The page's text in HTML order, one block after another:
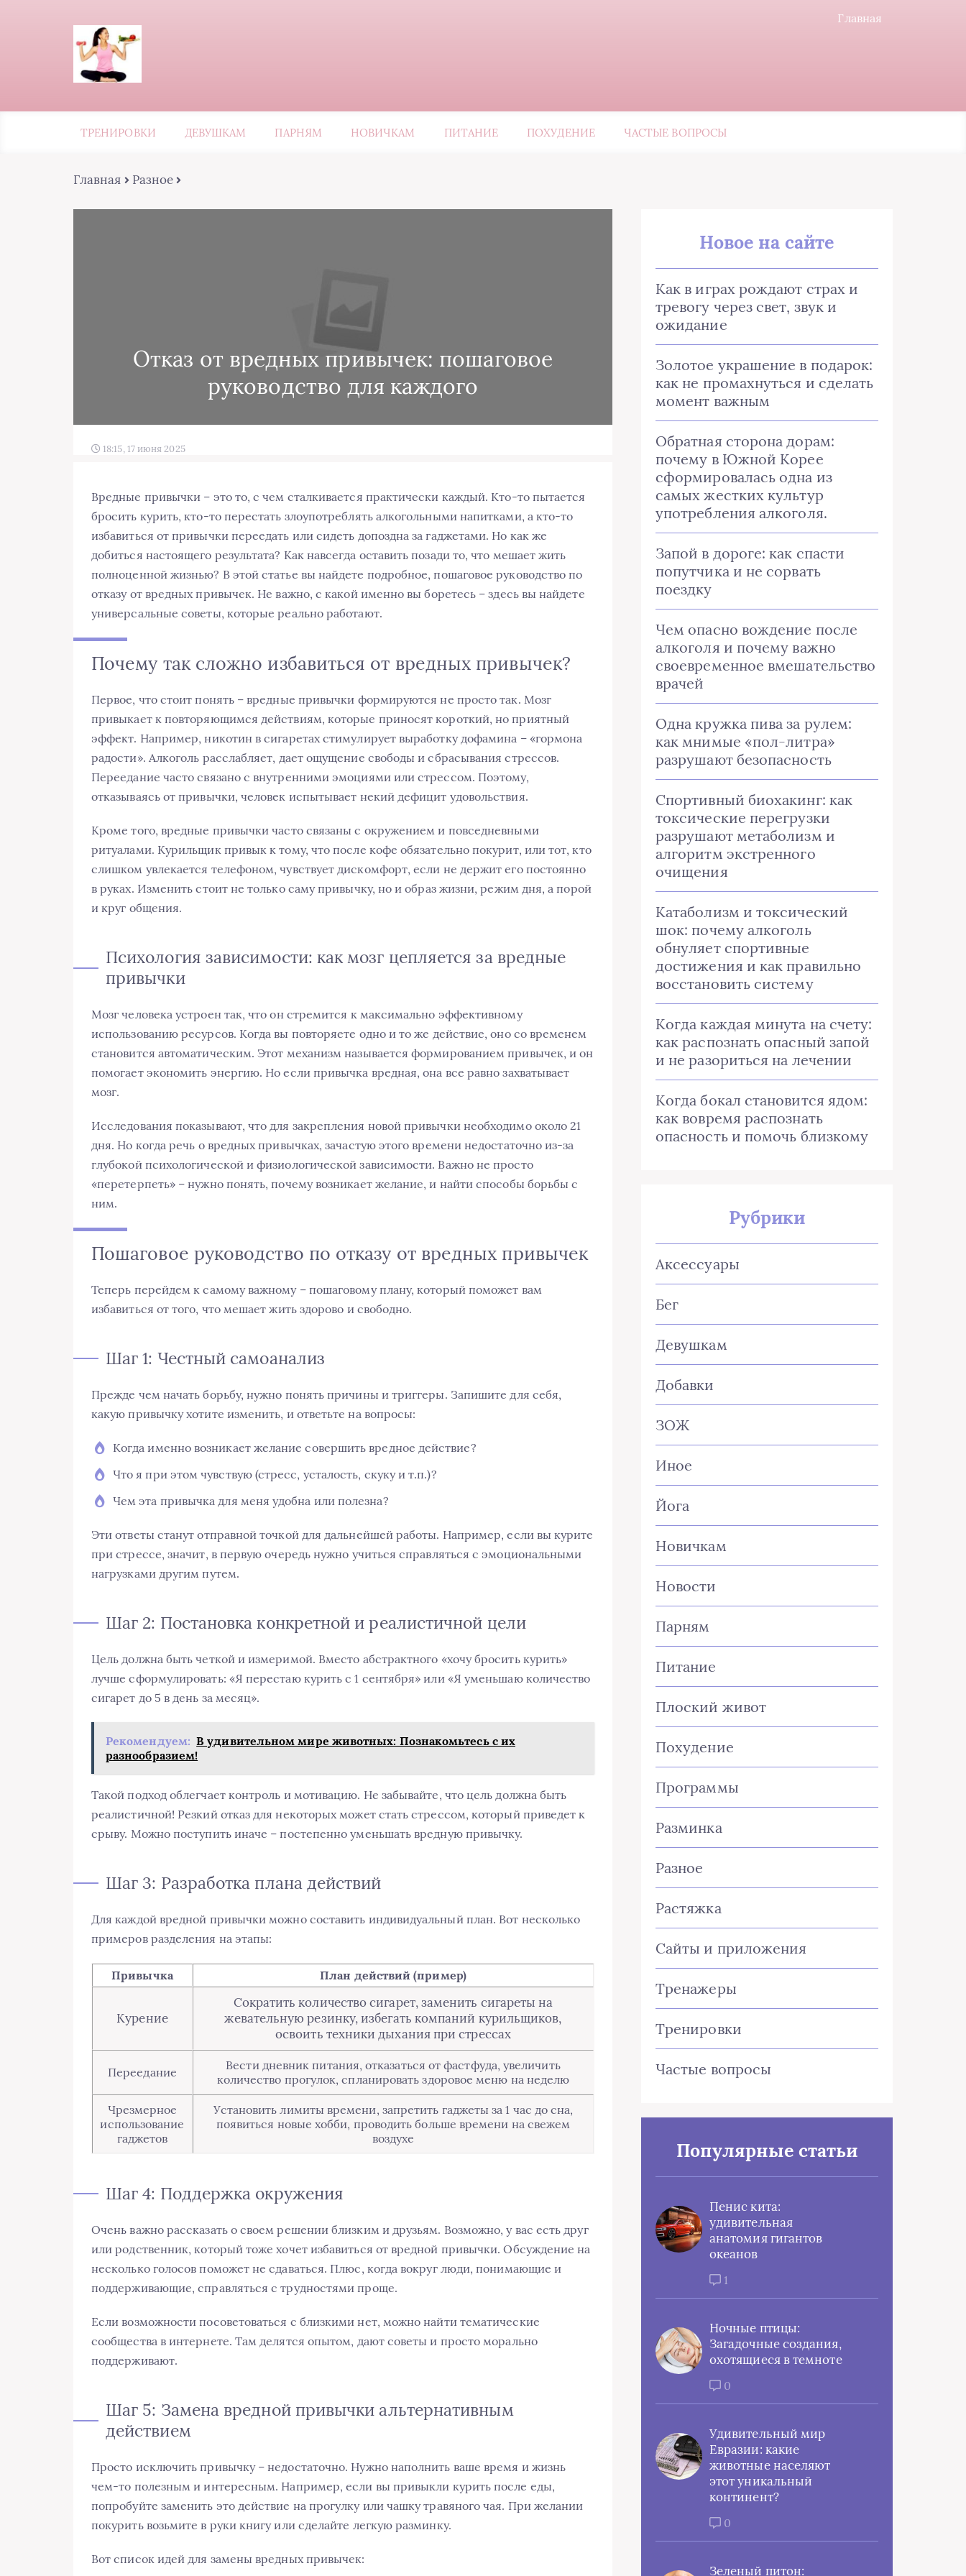
Главная
ТРЕНИРОВКИ ДЕВУШКАМ ПАРНЯМ НОВИЧКАМ ПИТАНИЕ ПОХУДЕНИЕ ЧАСТЫЕ ВОПРОСЫ
Главная Разное
Отказ от вредных привычек: пошаговое
руководство для каждого
18:15, 17 июня 2025
Вредные привычки – это то, с чем сталкивается практически каждый. Кто-то пытается
бросить курить, кто-то перестать злоупотреблять алкогольными напитками, а кто-то
избавиться от привычки переедать или сидеть допоздна за гаджетами. Но как же
добиться настоящего результата? Как навсегда оставить позади то, что мешает жить
полноценной жизнью? В этой статье вы найдете подробное, пошаговое руководство по
отказу от вредных привычек. Не важно, с какой именно вы боретесь – здесь вы найдете
универсальные советы, которые реально работают.
Почему так сложно избавиться от вредных привычек?
Первое, что стоит понять – вредные привычки формируются не просто так. Мозг
привыкает к повторяющимся действиям, которые приносят короткий, но приятный
эффект. Например, никотин в сигаретах стимулирует выработку дофамина – «гормона
радости». Алкоголь расслабляет, дает ощущение свободы и сбрасывания стрессов.
Переедание часто связано с внутренними эмоциями или стрессом. Поэтому,
отказываясь от привычки, человек испытывает некий дефицит удовольствия.
Кроме того, вредные привычки часто связаны с окружением и повседневными
ритуалами. Курильщик привык к тому, что после кофе обязательно покурит, или тот, кто
слишком увлекается телефоном, чувствует дискомфорт, если не держит его постоянно
в руках. Изменить стоит не только саму привычку, но и образ жизни, режим дня, а порой
и круг общения.
Психология зависимости: как мозг цепляется за вредные
привычки
Мозг человека устроен так, что он стремится к максимально эффективному
использованию ресурсов. Когда вы повторяете одно и то же действие, оно со временем
становится автоматическим. Этот механизм называется формированием привычек, и он
помогает экономить энергию. Но если привычка вредная, она все равно захватывает
мозг.
Исследования показывают, что для закрепления новой привычки необходимо около 21
дня. Но когда речь о вредных привычках, зачастую этого времени недостаточно из-за
глубокой психологической и физиологической зависимости. Важно не просто
«перетерпеть» – нужно понять, почему возникает желание, и найти способы борьбы с
ним.
Пошаговое руководство по отказу от вредных привычек
Теперь перейдем к самому важному – пошаговому плану, который поможет вам
избавиться от того, что мешает жить здорово и свободно.
Шаг 1: Честный самоанализ
Прежде чем начать борьбу, нужно понять причины и триггеры. Запишите для себя,
какую привычку хотите изменить, и ответьте на вопросы:
Когда именно возникает желание совершить вредное действие?
Что я при этом чувствую (стресс, усталость, скуку и т.п.)?
Чем эта привычка для меня удобна или полезна?
Эти ответы станут отправной точкой для дальнейшей работы. Например, если вы курите
при стрессе, значит, в первую очередь нужно учиться справляться с эмоциональными
нагрузками другим путем.
Шаг 2: Постановка конкретной и реалистичной цели
Цель должна быть четкой и измеримой. Вместо абстрактного «хочу бросить курить»
лучше сформулировать: «Я перестаю курить с 1 сентября» или «Я уменьшаю количество
сигарет до 5 в день за месяц».
Рекомендуем: В удивительном мире животных: Познакомьтесь с их
разнообразием!
Такой подход облегчает контроль и мотивацию. Не забывайте, что цель должна быть
реалистичной! Резкий отказ для некоторых может стать стрессом, который приведет к
срыву. Можно поступить иначе – постепенно уменьшать вредную привычку.
Шаг 3: Разработка плана действий
Для каждой вредной привычки можно составить индивидуальный план. Вот несколько
примеров разделения на этапы:
Привычка План действий (пример)
Курение
Сократить количество сигарет, заменить сигареты на
жевательную резинку, избегать компаний курильщиков,
освоить техники дыхания при стрессах
Переедание
Вести дневник питания, отказаться от фастфуда, увеличить
количество прогулок, спланировать здоровое меню на неделю
Чрезмерное
использование
гаджетов
Установить лимиты времени, запретить гаджеты за 1 час до сна,
появиться новые хобби, проводить больше времени на свежем
воздухе
Шаг 4: Поддержка окружения
Очень важно рассказать о своем решении близким и друзьям. Возможно, у вас есть друг
или родственник, который тоже хочет избавиться от вредной привычки. Обсуждение на
несколько голосов поможет не сдаваться. Плюс, когда вокруг люди, понимающие и
поддерживающие, справляться с трудностями проще.
Если возможности посоветоваться с близкими нет, можно найти тематические
сообщества в интернете. Там делятся опытом, дают советы и просто морально
поддерживают.
Шаг 5: Замена вредной привычки альтернативным
действием
Просто исключить привычку – недостаточно. Нужно наполнить ваше время и жизнь
чем-то полезным и интересным. Например, если вы привыкли курить после еды,
попробуйте заменить это действие на прогулку или чашку травяного чая. При желании
покурить возьмите в руки книгу или сделайте легкую разминку.
Вот список идей для замены вредных привычек:
Новое на сайте
Как в играх рождают страх и
тревогу через свет, звук и
ожидание
Золотое украшение в подарок:
как не промахнуться и сделать
момент важным
Обратная сторона дорам:
почему в Южной Корее
сформировалась одна из
самых жестких культур
употребления алкоголя.
Запой в дороге: как спасти
попутчика и не сорвать
поездку
Чем опасно вождение после
алкоголя и почему важно
своевременное вмешательство
врачей
Одна кружка пива за рулем:
как мнимые «пол-литра»
разрушают безопасность
Спортивный биохакинг: как
токсические перегрузки
разрушают метаболизм и
алгоритм экстренного
очищения
Катаболизм и токсический
шок: почему алкоголь
обнуляет спортивные
достижения и как правильно
восстановить систему
Когда каждая минута на счету:
как распознать опасный запой
и не разориться на лечении
Когда бокал становится ядом:
как вовремя распознать
опасность и помочь близкому
Рубрики
Аксессуары
Бег
Девушкам
Добавки
ЗОЖ
Иное
Йога
Новичкам
Новости
Парням
Питание
Плоский живот
Похудение
Программы
Разминка
Разное
Растяжка
Сайты и приложения
Тренажеры
Тренировки
Частые вопросы
Популярные статьи
Пенис кита:
удивительная
анатомия гигантов
океанов
1
Ночные птицы:
Загадочные создания,
охотящиеся в темноте
0
Удивительный мир
Евразии: какие
животные населяют
этот уникальный
континент?
0
Зеленый питон: